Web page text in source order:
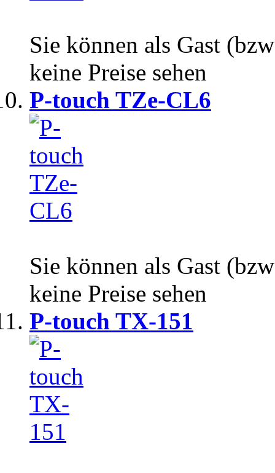
Sie können als Gast
keine Preise sehen
P-touch TZe-CL6
Sie können als Gast
keine Preise sehen
P-touch TX-151